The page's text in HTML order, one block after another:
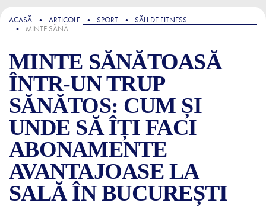
FOCUS
ACASĂ ARTICOLE SPORT
SĂLI DE FITNESS
MINTE SĂNĂTOASĂ ÎNTR-UN TRUP SĂNĂTOS: CUM ȘI UNDE SĂ ÎȚI FACI ABONAMENTE AVANTAJOASE LA SALĂ ÎN BUCUREȘTI
MINTE SĂNĂTOASĂ
ÎNTR-UN TRUP
SĂNĂTOS: CUM ȘI
UNDE SĂ ÎȚI FACI
ABONAMENTE
AVANTAJOASE LA
SALĂ ÎN BUCUREȘTI